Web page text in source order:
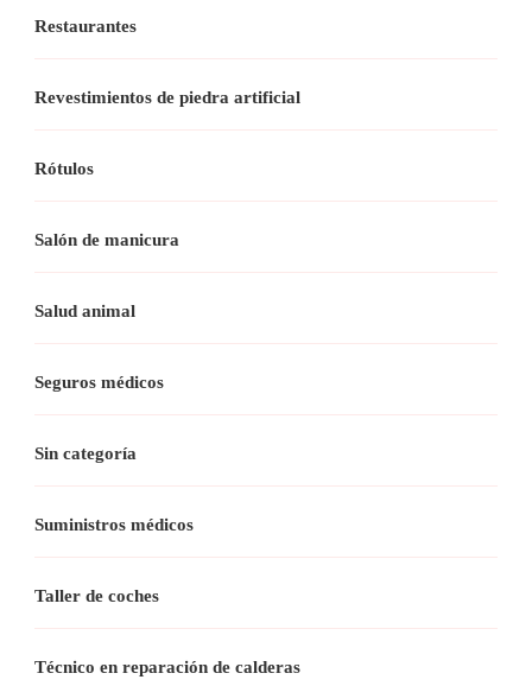
Restaurantes
Revestimientos de piedra artificial
Rótulos
Salón de manicura
Salud animal
Seguros médicos
Sin categoría
Suministros médicos
Taller de coches
Técnico en reparación de calderas